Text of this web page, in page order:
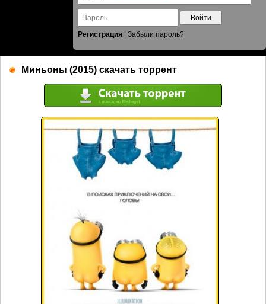
Войти
Регистрация
Забыли пароль?
Миньоны (2015) скачать торрент